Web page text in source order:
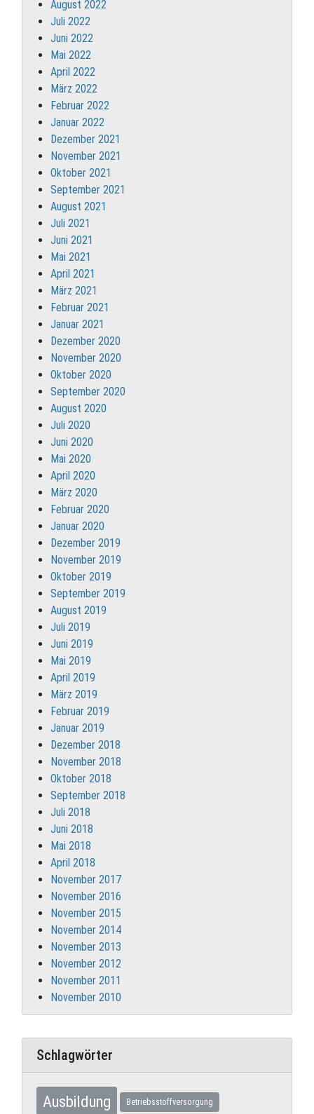
August 2022
Juli 2022
Juni 2022
Mai 2022
April 2022
März 2022
Februar 2022
Januar 2022
Dezember 2021
November 2021
Oktober 2021
September 2021
August 2021
Juli 2021
Juni 2021
Mai 2021
April 2021
März 2021
Februar 2021
Januar 2021
Dezember 2020
November 2020
Oktober 2020
September 2020
August 2020
Juli 2020
Juni 2020
Mai 2020
April 2020
März 2020
Februar 2020
Januar 2020
Dezember 2019
November 2019
Oktober 2019
September 2019
August 2019
Juli 2019
Juni 2019
Mai 2019
April 2019
März 2019
Februar 2019
Januar 2019
Dezember 2018
November 2018
Oktober 2018
September 2018
Juli 2018
Juni 2018
Mai 2018
April 2018
November 2017
November 2016
November 2015
November 2014
November 2013
November 2012
November 2011
November 2010
Schlagwörter
Ausbildung Betriebsstoffversorgung